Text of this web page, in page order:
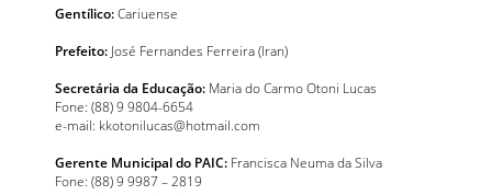
Gentílico:Cariuense
Prefeito: José Fernandes Ferreira (Iran)
Secretária da Educação: Maria do Carmo Otoni Lucas
Fone: (88) 9 9804-6654
e-mail: kkotonilucas@hotmail.com
Gerente Municipal do PAIC: Francisca Neuma da Silva
Fone: (88) 9 9987 – 2819